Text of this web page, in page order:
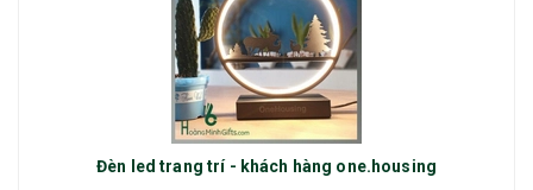
Đèn led trang trí - khách hàng one.housing